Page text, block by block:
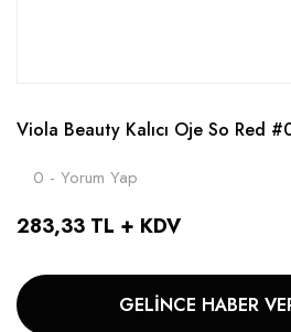
Viola Beauty Kalıcı Oje So Red
0 - Yorum Yap
283,33 TL + KDV
GELİNCE HABER